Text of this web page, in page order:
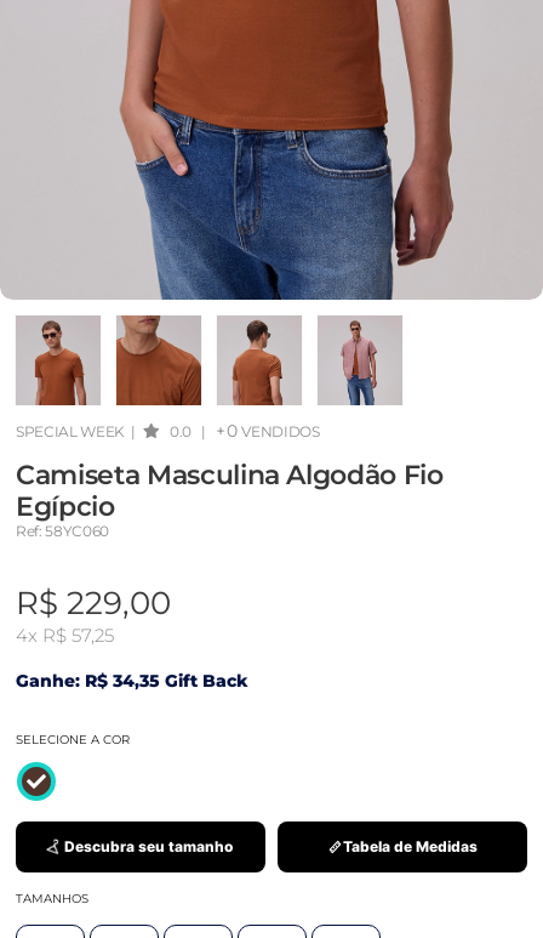
SPECIAL WEEK | 0.0 | +0 VENDIDOS
Camiseta Masculina Algodão Fio
Egípcio
Ref: 58YC060
R$ 229,00
4x R$ 57,25
Ganhe: R$ 34,35 Gift Back
SELECIONE A COR
Descubra seu tamanho Tabela de Medidas
TAMANHOS